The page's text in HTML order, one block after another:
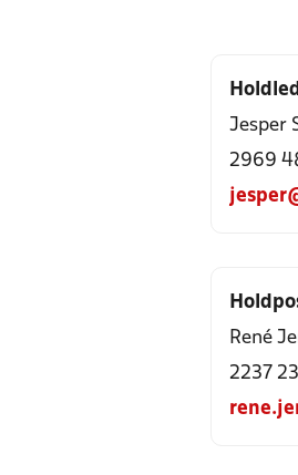
Jesper
2969
René
2237